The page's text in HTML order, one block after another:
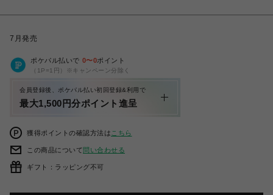
7月発売
ポケパル払いで 0〜0ポイント
（1P=1円）※キャンペーン分除く
会員登録後、ポケパル払い初回登録&利用で
最大1,500円分ポイント進呈
獲得ポイントの確認方法は こちら
この商品について問い合わせる
ギフト：ラッピング不可